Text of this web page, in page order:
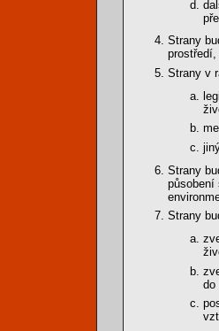
Strany
Strany v
Strany
působení
Strany
do